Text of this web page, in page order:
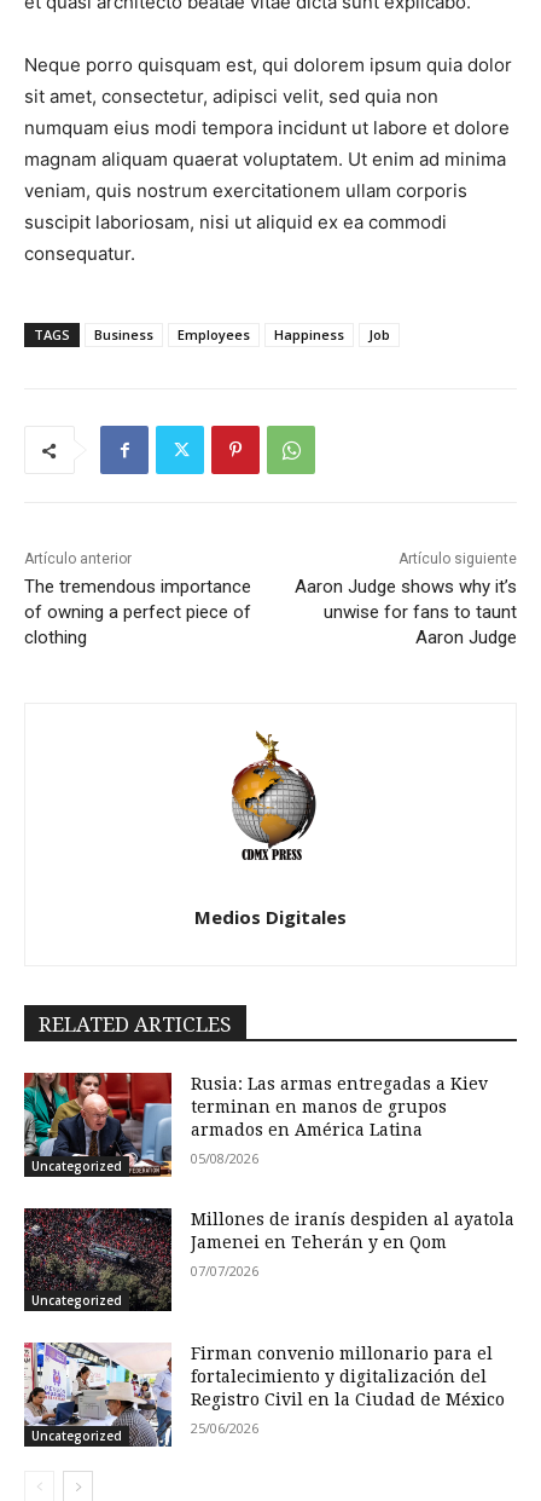
Neque porro quisquam est, qui dolorem ipsum quia dolor
sit amet, consectetur, adipisci velit, sed quia non
numquam eius modi tempora incidunt ut labore et dolore
magnam aliquam quaerat voluptatem. Ut enim ad minima
veniam, quis nostrum exercitationem ullam corporis
suscipit laboriosam, nisi ut aliquid ex ea commodi
consequatur.
TAGS Business Employees Happiness Job
Artículo anterior
The tremendous importance
of owning a perfect piece of
clothing
Artículo siguiente
Aaron Judge shows why it’s
unwise for fans to taunt
Aaron Judge
Medios Digitales
RELATED ARTICLES
Uncategorized
Rusia: Las armas entregadas a Kiev
terminan en manos de grupos
armados en América Latina
05/08/2026
Uncategorized
Millones de iranís despiden al ayatola
Jamenei en Teherán y en Qom
07/07/2026
Uncategorized
Firman convenio millonario para el
fortalecimiento y digitalización del
Registro Civil en la Ciudad de México
25/06/2026